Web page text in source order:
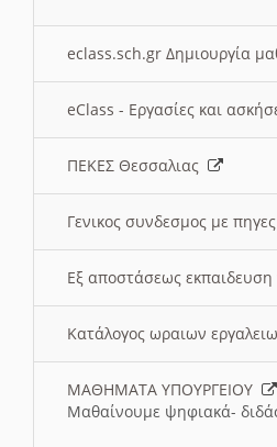
eclass.sch.gr Δημιουργία
eClass - Εργασίες και
ΠΕΚΕΣ Θεσσαλιας
Γενικος συνδεσμος με
Εξ αποστάσεως εκπαιδευση
Κατάλογος ωραιων
ΜΑΘΗΜΑΤΑ ΥΠΟΥΡΓΕΙΟΥ
Μαθαίνουμε ψηφιακά-